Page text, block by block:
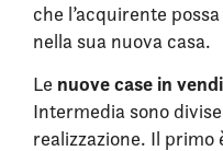
che l’acquirente
nella sua nuova casa.
Le nuove case in
Intermedia sono
realizzazione. Il primo